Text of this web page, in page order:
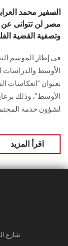
السفير محمد
مصر لن تتوانى عن
وتصفية القضية
الأوسط والدراسات
بعنوان "انعكاسات
الأوسط"، وذلك
لشؤون خدمة
اقرأ المزيد
شارع